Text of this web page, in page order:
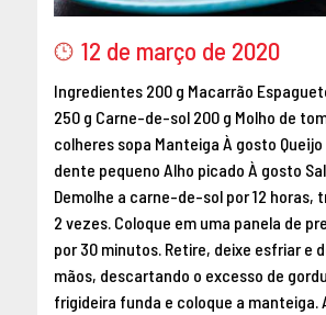
12 de março de 2020
Ingredientes 200 g Macarrão
250 g Carne-de-sol 200 g Molho de
colheres sopa Manteiga À gosto Queijo
dente pequeno Alho picado À gosto
Demolhe a carne-de-sol por 12 horas,
2 vezes. Coloque em uma panela de
por 30 minutos. Retire, deixe esfriar e
mãos, descartando o excesso de
frigideira funda e coloque a manteiga.